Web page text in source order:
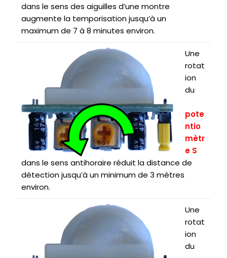
dans le sens des aiguilles d’une montre
augmente la temporisation jusqu’à un
maximum de 7 à 8 minutes environ.
Une
rotat
ion
du
pote
ntio
mètr
e S
dans le sens antihoraire réduit la distance de
détection jusqu’à un minimum de 3 mètres
environ.
Une
rotat
ion
du